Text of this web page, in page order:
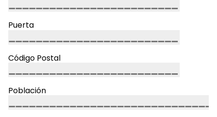
Puerta
Código Postal
Población